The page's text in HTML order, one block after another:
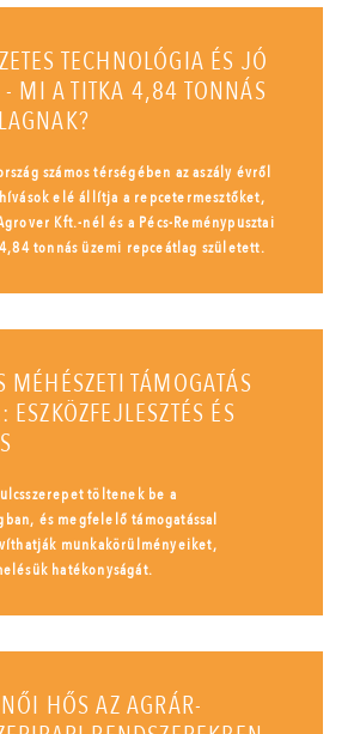
TECHNOLÓGIA ÉS JÓ
- MI A TITKA 4,84 TONNÁS
számos térségében az aszály évről
elé állítja a repcetermesztőket,
Kft.-nél és a Pécs-Reménypusztai
tonnás üzemi repceátlag született.
TÁMOGATÁS
ESZKÖZFEJLESZTÉS ÉS
töltenek be a
és megfelelő támogatással
munkakörülményeiket,
hatékonyságát.
HŐS AZ AGRÁR-